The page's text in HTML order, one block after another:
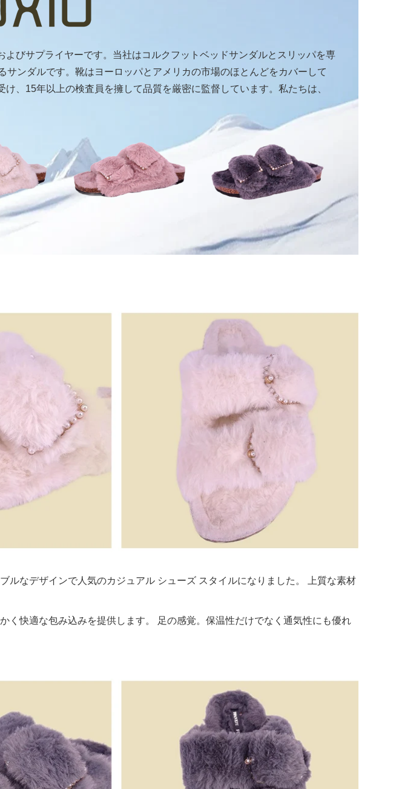
びサプライヤーです。当社はコルクフットベッドサンダルとスリッパを専
ンダルです。靴はヨーロッパとアメリカの市場のほとんどをカバーして
、15年以上の検査員を擁して品質を厳密に監督しています。私たちは、
なデザインで人気のカジュアル シューズ スタイルになりました。 上質な素材
快適な包み込みを提供します。 足の感覚。保温性だけでなく通気性にも優れ